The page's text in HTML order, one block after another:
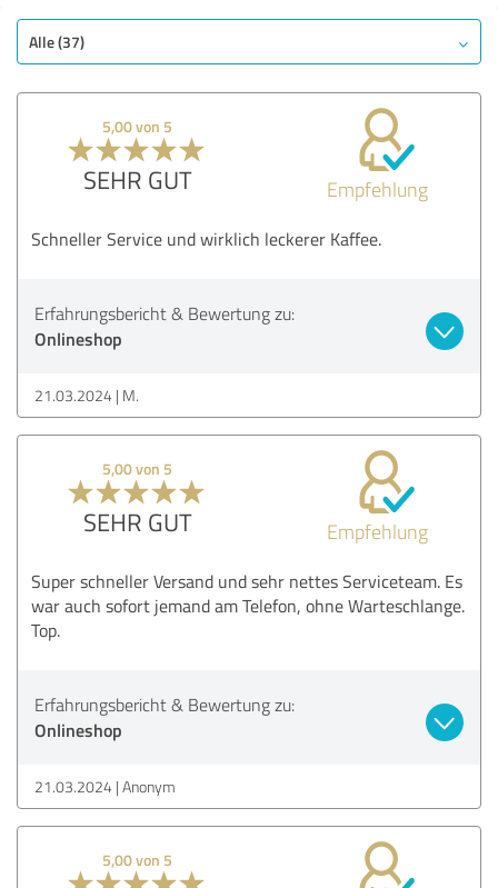
Alle (37)
5,00 von 5
SEHR GUT Empfehlung
Schneller Service und wirklich leckerer Kaffee.
Erfahrungsbericht & Bewertung zu:
Onlineshop
21.03.2024 M.
5,00 von 5
SEHR GUT Empfehlung
Super schneller Versand und sehr nettes Serviceteam. Es
war auch sofort jemand am Telefon, ohne Warteschlange.
Top.
Erfahrungsbericht & Bewertung zu:
Onlineshop
21.03.2024 Anonym
5,00 von 5